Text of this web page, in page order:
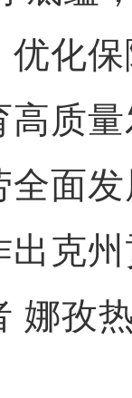
优化
高质
全面
出克
孜热
剧：朋友